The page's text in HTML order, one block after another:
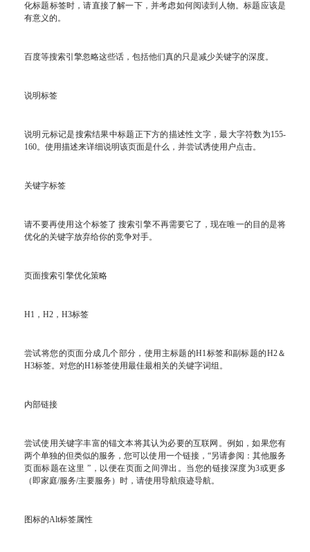
化标题标签时，请直接了解一下，并考虑如何阅读到人物。标题应该是
有意义的。
百度等搜索引擎忽略这些话，包括他们真的只是减少关键字的深度。
说明标签
说明元标记是搜索结果中标题正下方的描述性文字，最大字符数为155-
160。使用描述来详细说明该页面是什么，并尝试诱使用户点击。
关键字标签
请不要再使用这个标签了 搜索引擎不再需要它了，现在唯一的目的是将
优化的关键字放弃给你的竞争对手。
页面搜索引擎优化策略
H1，H2，H3标签
尝试将您的页面分成几个部分，使用主标题的H1标签和副标题的H2＆
H3标签。对您的H1标签使用最佳最相关的关键字词组。
内部链接
尝试使用关键字丰富的锚文本将其认为必要的互联网。例如，如果您有
两个单独的但类似的服务，您可以使用一个链接，“另请参阅：其他服务
页面标题在这里 ”，以便在页面之间弹出。当您的链接深度为3或更多
（即家庭/服务/主要服务）时，请使用导航痕迹导航。
图标的Alt标签属性